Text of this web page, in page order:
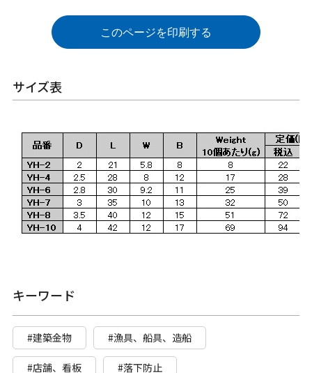
このページを印刷する
サイズ表
キーワード
#建築金物 #漁具、船具、造船
#店舗、看板 #落下防止